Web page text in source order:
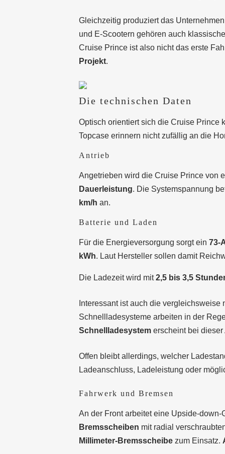
Gleichzeitig produziert das
und E-Scootern gehören auch
Cruise Prince ist also nicht das erste
Projekt.
Die technischen Daten
Optisch orientiert sich die Cruise Prince
Topcase erinnern nicht zufällig an die
Antrieb
Angetrieben wird die Cruise Prince von
Dauerleistung. Die Systemspannung
km/h an.
Batterie und Laden
Für die Energieversorgung sorgt ein 73-
kWh. Laut Hersteller sollen damit
Die Ladezeit wird mit2,5 bis 3,5
Interessant ist auch die
Schnellladesysteme arbeiten in der
Schnellladesystemerscheint bei dieser
Offen bleibt allerdings, welcher
Ladeanschluss, Ladeleistung oder
Fahrwerk und Bremsen
An der Front arbeitet eine Upside-
Bremsscheiben mit radial
Millimeter-Bremsscheibezum Einsatz.